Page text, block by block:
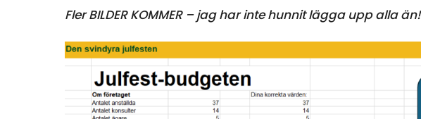
Fler BILDER KOMMER – jag har inte hunnit lägga upp alla än!